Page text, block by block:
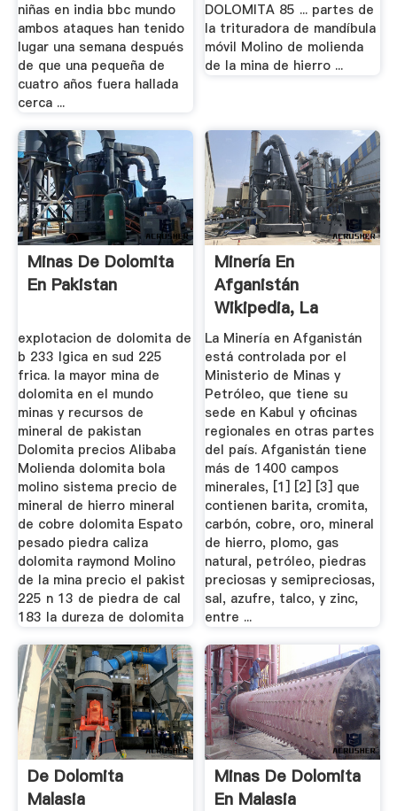
niñas en india bbc mundo
ambos ataques han tenido
lugar una semana después
de que una pequeña de
cuatro años fuera hallada
cerca ...
DOLOMITA 85 ... partes de
la trituradora de mandíbula
móvil Molino de molienda
de la mina de hierro ...
Minas De Dolomita
En Pakistan
explotacion de dolomita de
b 233 lgica en sud 225
frica. la mayor mina de
dolomita en el mundo
minas y recursos de
mineral de pakistan
Dolomita precios Alibaba
Molienda dolomita bola
molino sistema precio de
mineral de hierro mineral
de cobre dolomita Espato
pesado piedra caliza
dolomita raymond Molino
de la mina precio el pakist
225 n 13 de piedra de cal
183 la dureza de dolomita
Minería En
Afganistán
Wikipedia, La
Enciclopedia Libre
La Minería en Afganistán
está controlada por el
Ministerio de Minas y
Petróleo, que tiene su
sede en Kabul y oficinas
regionales en otras partes
del país. Afganistán tiene
más de 1400 campos
minerales, [1] [2] [3] que
contienen barita, cromita,
carbón, cobre, oro, mineral
de hierro, plomo, gas
natural, petróleo, piedras
preciosas y semipreciosas,
sal, azufre, talco, y zinc,
entre ...
De Dolomita
Malasia
Minas De Dolomita
En Malasia